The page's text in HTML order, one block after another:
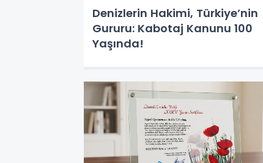
Denizlerin Hakimi, Türkiye’nin
Gururu: Kabotaj Kanunu 100
Yaşında!